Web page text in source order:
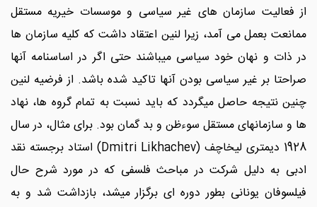
از فعالیت سازمان های غیر سیاسی و موسسات خیریه مستقل
ممانعت بعمل می آمد، زیرا لنین اعتقاد داشت که کلیه سازمان ها
در ذات و نهان خود سیاسی میباشند حتی اگر در اساسنامه آنها
صراحتا بر غیر سیاسی بودن آنها تاکید شده باشد. از فرضیه لنین
چنین نتیجه حاصل میگردد که باید نسبت به تمام گروه ها، نهاد
ها و سازمانهای مستقل سوءظن و بد گمان بود. برای مثال، در سال
1928 دیمتری لیخاچف (Dmitri Likhachev) استاد برجسته نقد
ادبی به دلیل شرکت در مباحث فلسفی که در مورد شرح حال
فیلسوفان یونانی بطور دوره ای برگزار میشد، بازداشت شد و به